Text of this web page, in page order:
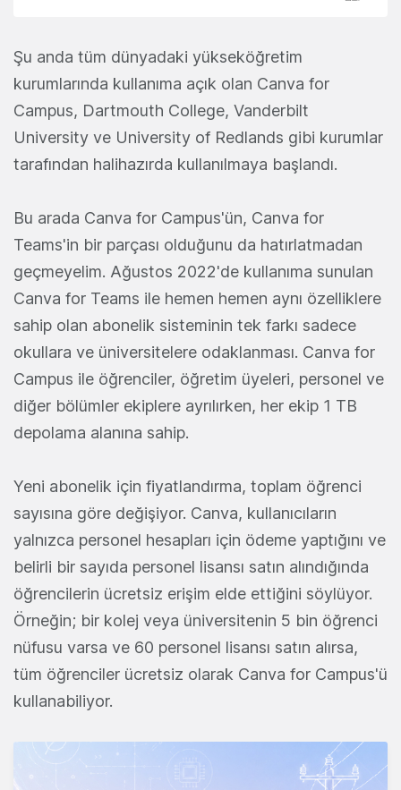
Şu anda tüm dünyadaki yükseköğretim
kurumlarında kullanıma açık olan Canva for
Campus, Dartmouth College, Vanderbilt
University ve University of Redlands gibi kurumlar
tarafından halihazırda kullanılmaya başlandı.
Bu arada Canva for Campus'ün, Canva for
Teams'in bir parçası olduğunu da hatırlatmadan
geçmeyelim. Ağustos 2022'de kullanıma sunulan
Canva for Teams ile hemen hemen aynı özelliklere
sahip olan abonelik sisteminin tek farkı sadece
okullara ve üniversitelere odaklanması. Canva for
Campus ile öğrenciler, öğretim üyeleri, personel ve
diğer bölümler ekiplere ayrılırken, her ekip 1 TB
depolama alanına sahip.
Yeni abonelik için fiyatlandırma, toplam öğrenci
sayısına göre değişiyor. Canva, kullanıcıların
yalnızca personel hesapları için ödeme yaptığını ve
belirli bir sayıda personel lisansı satın alındığında
öğrencilerin ücretsiz erişim elde ettiğini söylüyor.
Örneğin; bir kolej veya üniversitenin 5 bin öğrenci
nüfusu varsa ve 60 personel lisansı satın alırsa,
tüm öğrenciler ücretsiz olarak Canva for Campus'ü
kullanabiliyor.